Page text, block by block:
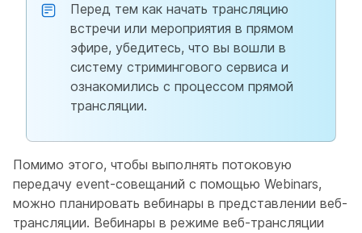
Перед тем как начать трансляцию
встречи или мероприятия в прямом
эфире, убедитесь, что вы вошли в
систему стримингового сервиса и
ознакомились с процессом прямой
трансляции.
Помимо этого, чтобы выполнять потоковую
передачу event-совещаний с помощью Webinars,
можно планировать вебинары в представлении веб-
трансляции. Вебинары в режиме веб-трансляции